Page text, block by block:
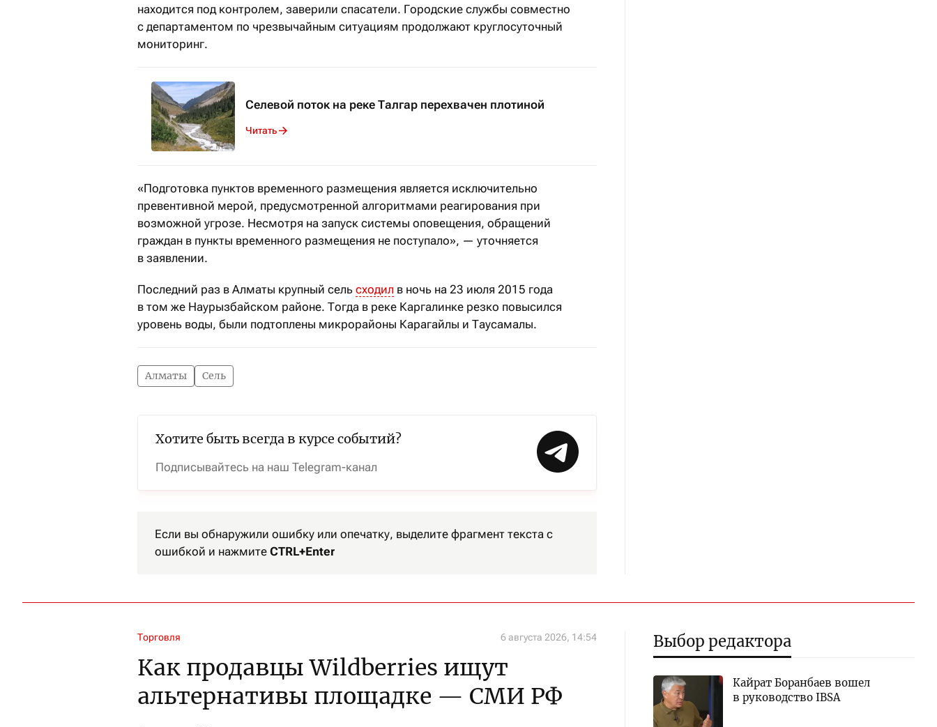
находится под контролем, заверили спасатели. Городские службы совместно
с департаментом по чрезвычайным ситуациям продолжают круглосуточный
мониторинг.
Селевой поток на реке Талгар перехвачен плотиной
Читать
«Подготовка пунктов временного размещения является исключительно
превентивной мерой, предусмотренной алгоритмами реагирования при
возможной угрозе. Несмотря на запуск системы оповещения, обращений
граждан в пункты временного размещения не поступало», — уточняется
в заявлении.
Последний раз в Алматы крупный сель сходил в ночь на 23 июля 2015 года
в том же Наурызбайском районе. Тогда в реке Каргалинке резко повысился
уровень воды, были подтоплены микрорайоны Карагайлы и Таусамалы.
Алматы Сель
Хотите быть всегда в курсе событий?
Подписывайтесь на наш Telegram-канал
Если вы обнаружили ошибку или опечатку, выделите фрагмент текста с
ошибкой и нажмите CTRL+Enter
Торговля 6 августа 2026, 14:54
Как продавцы Wildberries ищут
альтернативы площадке — СМИ РФ
Выбор редактора
Кайрат Боранбаев вошел
в руководство IBSA